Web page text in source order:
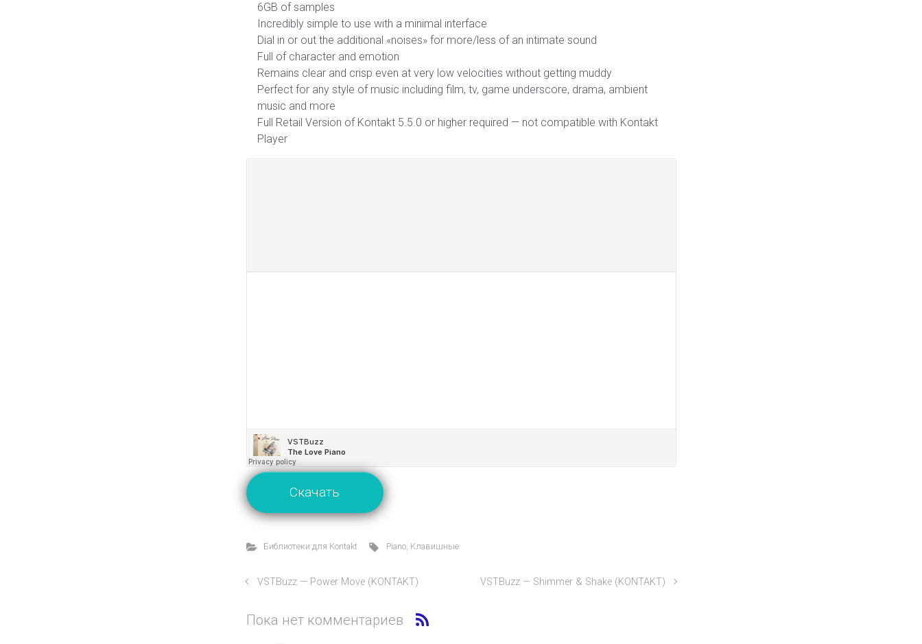
6GB of samples
Incredibly simple to use with a minimal interface
Dial in or out the additional «noises» for more/less of an intimate sound
Full of character and emotion
Remains clear and crisp even at very low velocities without getting muddy
Perfect for any style of music including film, tv, game underscore, drama, ambient
music and more
Full Retail Version of Kontakt 5.5.0 or higher required — not compatible with Kontakt
Player
Скачать
Библиотеки для Kontakt Piano, Клавишные
VSTBuzz — Power Move (KONTAKT) VSTBuzz — Shimmer & Shake (KONTAKT)
Пока нет комментариев